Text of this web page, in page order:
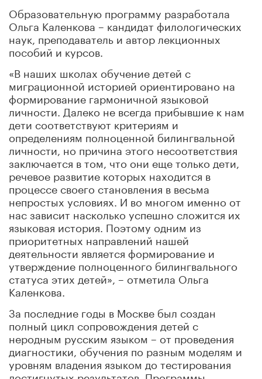
Образовательную программу разработала
Ольга Каленкова – кандидат филологических
наук, преподаватель и автор лекционных
пособий и курсов.
«В наших школах обучение детей с
миграционной историей ориентировано на
формирование гармоничной языковой
личности. Далеко не всегда прибывшие к нам
дети соответствуют критериям и
определениям полноценной билингвальной
личности, но причина этого несоответствия
заключается в том, что они еще только дети,
речевое развитие которых находится в
процессе своего становления в весьма
непростых условиях. И во многом именно от
нас зависит насколько успешно сложится их
языковая история. Поэтому одним из
приоритетных направлений нашей
деятельности является формирование и
утверждение полноценного билингвального
статуса этих детей», – отметила Ольга
Каленкова.
За последние годы в Москве был создан
полный цикл сопровождения детей с
неродным русским языком – от проведения
диагностики, обучения по разным моделям и
уровням владения языком до тестирования